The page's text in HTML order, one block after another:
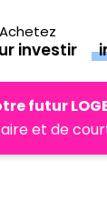
Achetez
investir
futur
et de